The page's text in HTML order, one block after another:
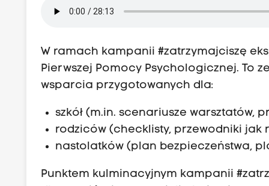
W ramach kampanii #zatrzymajciszę
Pierwszej Pomocy Psychologicznej. To
wsparcia przygotowanych dla:
szkół (m.in. scenariusze
rodziców (checklisty, przewodniki
nastolatków (plan bezpieczeństwa,
Punktem kulminacyjnym kampanii